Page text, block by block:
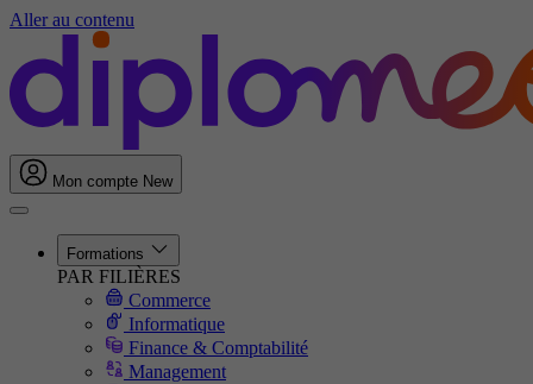
Aller au contenu
Mon compte New
Formations
PAR FILIÈRES
Commerce
Informatique
Finance & Comptabilité
Management